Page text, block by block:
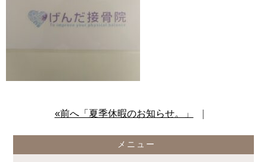
on line
: Attempt to read property
«前へ「夏季休暇のお知らせ。」
メニュー